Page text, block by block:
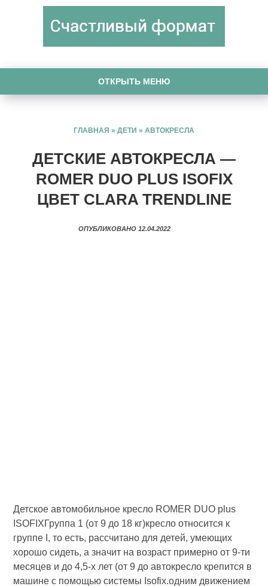
ОТКРЫТЬ МЕНЮ
ГЛАВНАЯ » ДЕТИ » АВТОКРЕСЛА
ДЕТСКИЕ АВТОКРЕСЛА —
ROMER DUO PLUS ISOFIX
ЦВЕТ CLARA TRENDLINE
ОПУБЛИКОВАНО 12.04.2022
Детское автомобильное кресло ROMER DUO plus
ISOFIXГруппа 1 (от 9 до 18 кг)кресло относится к
группе I, то есть, рассчитано для детей, умеющих
хорошо сидеть, а значит на возраст примерно от 9-ти
месяцев и до 4,5-х лет (от 9 до автокресло крепится в
машине с помощью системы Isofix.одним движением